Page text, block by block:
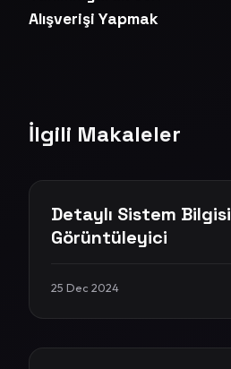
Alışverişi Yapmak
İlgili Makaleler
Detaylı Sistem Bilgisi
Görüntüleyici
25 Dec 2024